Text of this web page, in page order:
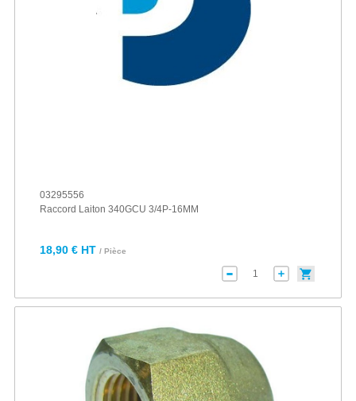
03295556
Raccord Laiton 340GCU 3/4P-16MM
18,90 € HT / Pièce